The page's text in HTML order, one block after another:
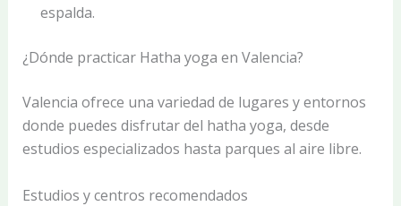
espalda.
¿Dónde practicar Hatha yoga en Valencia?
Valencia ofrece una variedad de lugares y entornos
donde puedes disfrutar del hatha yoga, desde
estudios especializados hasta parques al aire libre.
Estudios y centros recomendados